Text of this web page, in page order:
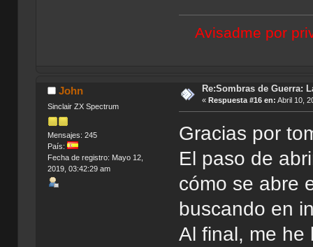
Avisadme por
John
Sinclair ZX Spectrum
Mensajes: 245
País:
Fecha de registro: Mayo 12,
2019, 03:42:29 am
Re:Sombras de Guerra:
« Respuesta #16 en: Abril 10,
Gracias por
El paso de
cómo se abre
buscando en
Al final, me he